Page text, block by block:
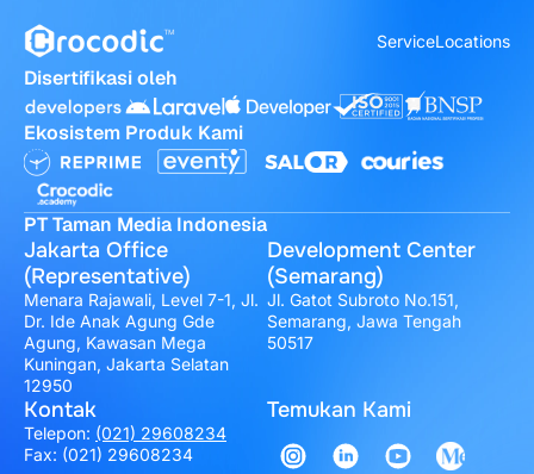
ServiceLocations
Disertifikasi oleh
Ekosistem Produk Kami
PT Taman Media Indonesia
Jakarta Office
(Representative)
Menara Rajawali, Level 7-1, Jl.
Dr. Ide Anak Agung Gde
Agung, Kawasan Mega
Kuningan, Jakarta Selatan
12950
Development Center
(Semarang)
Jl. Gatot Subroto No.151,
Semarang, Jawa Tengah
50517
Kontak
Telepon: (021) 29608234
Fax: (021) 29608234
Temukan Kami